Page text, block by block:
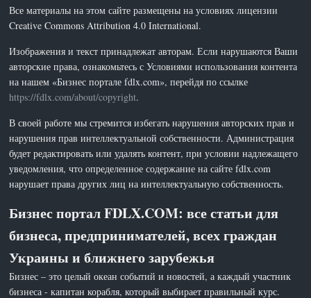
Все материалы на этом сайте размещены на условиях лицензии
Creative Commons Attribution 4.0 International.
Изображения и текст принадлежат авторам. Если нарушаются Ваши
авторские права, ознакомьтесь с Условиями использования контента
на нашем «Бизнес портале fdlx.com», перейдя по ссылке
https://fdlx.com/about/copyright.
В своей работе мы стремится избегать нарушения авторских прав и
нарушения прав интеллектуальной собственности. Администрация
будет редактировать или удалять контент, при условии надлежащего
уведомления, что определенное содержание на сайте fdlx.com
нарушает права других лиц на интеллектуальную собственность.
Бизнес портал FDLX.COM: все статьи для
бизнеса, предпринимателей, всех граждан
Украины и ближнего зарубежья
Бизнес – это целый океан событий и новостей, а каждый участник
бизнеса - капитан корабля, который выбирает правильный курс.